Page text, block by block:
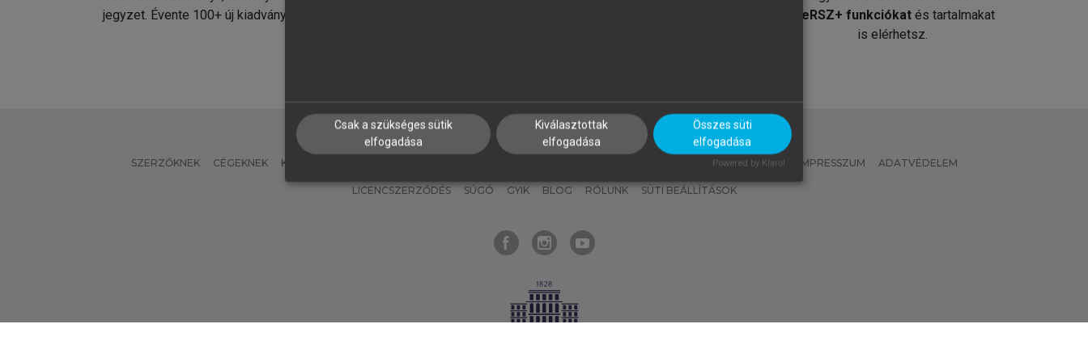
jegyzet. Évente 100+ új kiadvány.
MeRSZ+ funkciókat és tartalmakat
is elérhetsz.
SZERZŐKNEK CÉGEKNEK KÖNYVTÁROSOKNAK MI – ÁLTALÁNOS IRÁNYELVEK IMPRESSZUM ADATVÉDELEM
LICENCSZERZŐDÉS SÚGÓ GYIK BLOG RÓLUNK SÜTI BEÁLLÍTÁSOK
Csak a szükséges sütik
elfogadása
Kiválasztottak
elfogadása
Összes süti
elfogadása
Powered by Klaro!